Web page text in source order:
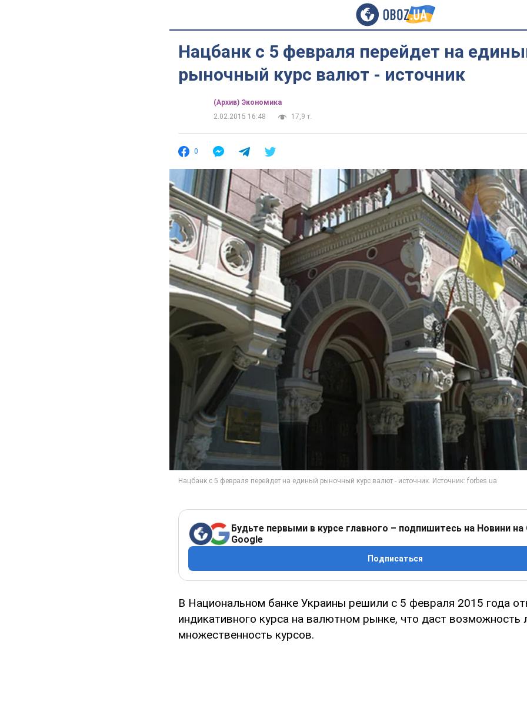
Нацбанк с 5 февраля перейдет на
рыночный курс валют - источник
(Архив) Экономика
2.02.2015 16:48
17,9 т.
0
Будьте первыми в курсе главного – подпишитесь на Новини на
Google
Подписаться
В Национальном банке Украины решили с 5 февраля 2015 года
индикативного курса на валютном рынке, что даст возможность
множественность курсов.